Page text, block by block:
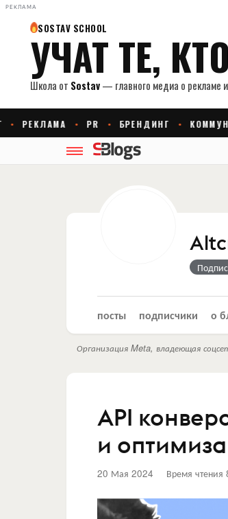
РЕКЛАМА
посты подписчики о
Организация Meta, владеющая
API
и
20 Мая 2024 Время чтения